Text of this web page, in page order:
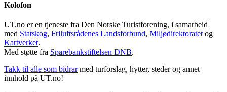
Kolofon
UT.no er en tjeneste fra Den Norske Turistforening, i samarbeid
med Statskog, Friluftsrådenes Landsforbund, Miljødirektoratet og
Kartverket.
Med støtte fra Sparebankstiftelsen DNB.
Takk til alle som bidrar med turforslag, hytter, steder og annet
innhold på UT.no!